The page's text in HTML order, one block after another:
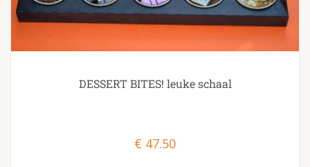
DESSERT BITES! leuke schaal
€ 47.50